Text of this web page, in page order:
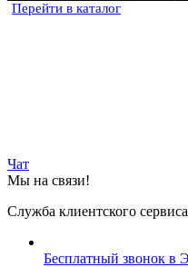
Перейти в каталог
Чат
Мы на связи!
Служба клиентского сервиса
Бесплатный звонок в